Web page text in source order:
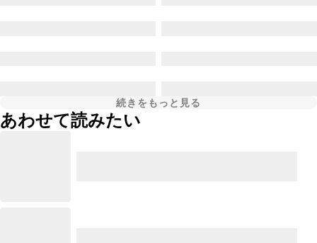
続きをもっと見る
あわせて読みたい